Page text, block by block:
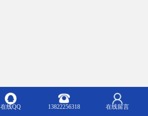
在线QQ 13822256318 在线留言